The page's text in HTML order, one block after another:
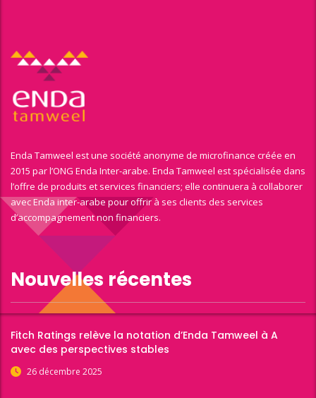
Enda Tamweel est une société anonyme de microfinance créée en
2015 par l’ONG Enda Inter-arabe. Enda Tamweel est spécialisée dans
l’offre de produits et services financiers; elle continuera à collaborer
avec Enda inter-arabe pour offrir à ses clients des services
d’accompagnement non financiers.
Nouvelles récentes
Fitch Ratings relève la notation d’Enda Tamweel à A
avec des perspectives stables
26 décembre 2025